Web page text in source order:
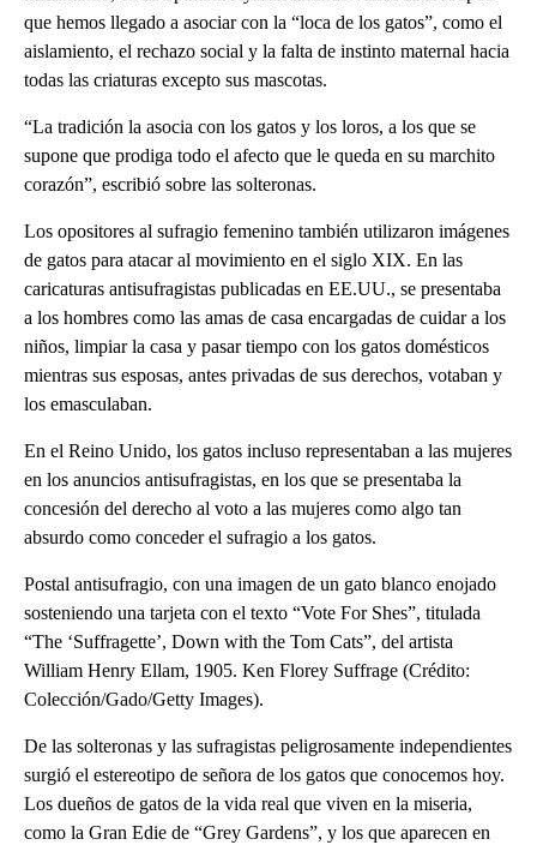
que hemos llegado a asociar con la “loca de los gatos”, como el
aislamiento, el rechazo social y la falta de instinto maternal hacia
todas las criaturas excepto sus mascotas.
“La tradición la asocia con los gatos y los loros, a los que se
supone que prodiga todo el afecto que le queda en su marchito
corazón”, escribió sobre las solteronas.
Los opositores al sufragio femenino también utilizaron imágenes
de gatos para atacar al movimiento en el siglo XIX. En las
caricaturas antisufragistas publicadas en EE.UU., se presentaba
a los hombres como las amas de casa encargadas de cuidar a los
niños, limpiar la casa y pasar tiempo con los gatos domésticos
mientras sus esposas, antes privadas de sus derechos, votaban y
los emasculaban.
En el Reino Unido, los gatos incluso representaban a las mujeres
en los anuncios antisufragistas, en los que se presentaba la
concesión del derecho al voto a las mujeres como algo tan
absurdo como conceder el sufragio a los gatos.
Postal antisufragio, con una imagen de un gato blanco enojado
sosteniendo una tarjeta con el texto “Vote For Shes”, titulada
“The ‘Suffragette’, Down with the Tom Cats”, del artista
William Henry Ellam, 1905. Ken Florey Suffrage (Crédito:
Colección/Gado/Getty Images).
De las solteronas y las sufragistas peligrosamente independientes
surgió el estereotipo de señora de los gatos que conocemos hoy.
Los dueños de gatos de la vida real que viven en la miseria,
como la Gran Edie de “Grey Gardens”, y los que aparecen en